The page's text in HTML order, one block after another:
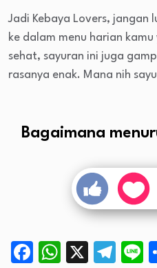
Jadi Kebaya Lovers, jangan
ke dalam menu harian
sehat, sayuran ini juga
rasanya enak. Mana nih
Bagaimana
Facebook
WhatsApp
X